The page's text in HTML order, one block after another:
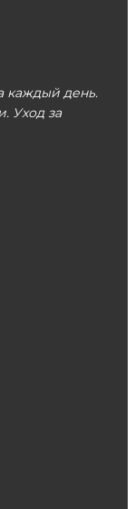
каждый день.
Уход за